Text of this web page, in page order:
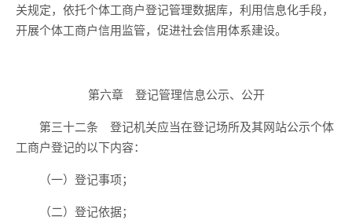
关规定，依托个体工商户登记管理数据库，利用信息化手段，
开展个体工商户信用监管，促进社会信用体系建设。
第六章 登记管理信息公示、公开
第三十二条 登记机关应当在登记场所及其网站公示个体
工商户登记的以下内容：
（一）登记事项；
（二）登记依据；